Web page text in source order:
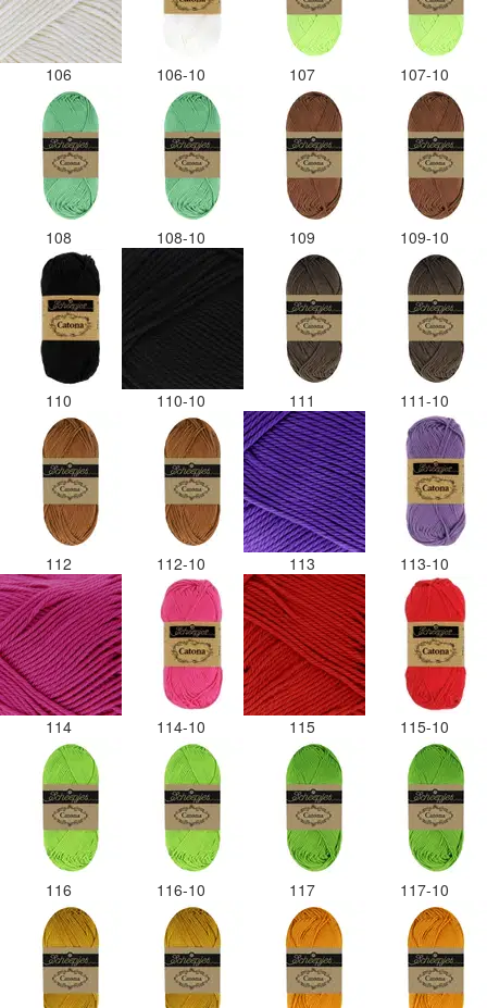
106 106-10 107 107-10
108 108-10 109 109-10
110 110-10 111 111-10
112 112-10 113 113-10
114 114-10 115 115-10
116 116-10 117 117-10